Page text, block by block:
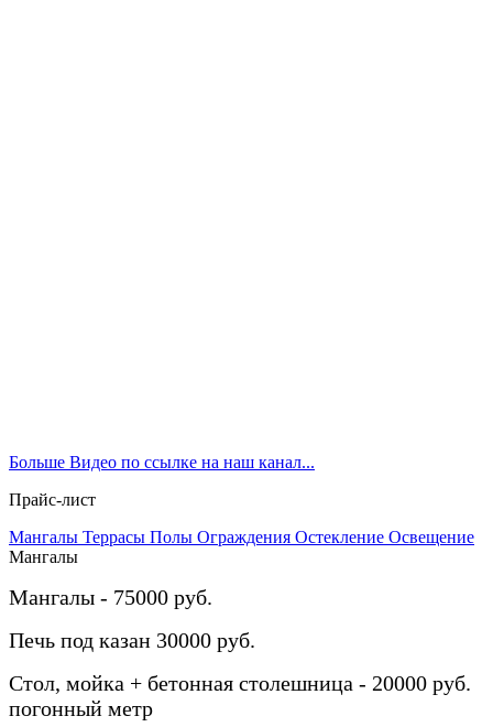
Больше Видео по ссылке на наш канал...
Прайс-лист
Мангалы Террасы Полы Ограждения Остекление Освещение
Мангалы
Мангалы - 75000 руб.
Печь под казан 30000 руб.
Стол, мойка + бетонная столешница - 20000 руб.
погонный метр